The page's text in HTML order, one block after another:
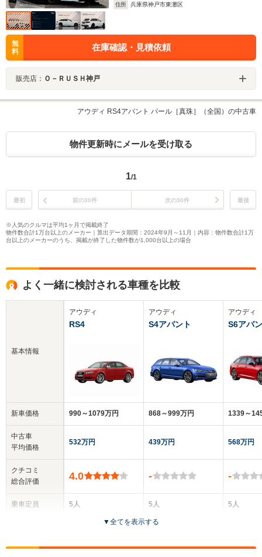
住所
兵庫県神戸市東灘区
無
料
在庫確認・見積依頼
販売店： Ｏ－ＲＵＳＨ神戸
アウディ RS4アバント パール［真珠］（全国）の中古車
物件更新時にメールを受け取る
1/1
最初 前の30件 次の30件 最後
※人気のクルマは平均1ヶ月で掲載終了
物件数合計1万台以上のメーカー｜算出データ期間：2024年9月～11月｜内容：物件数合計1万
台以上のメーカーのうち、掲載が終了した物件数が1,000台以上の場合
よく一緒に検討される車種を比較
基本情報
新車価格
中古車
平均価格
クチコミ
総合評価
乗車定員
アウディ
RS4
990～1079万円
532万円
4.0
5人
アウディ
S4アバント
868～999万円
439万円
-
5人
5ドア
アウディ
S6アバ
1339～
568万円
-
5人
▼全てを表示する